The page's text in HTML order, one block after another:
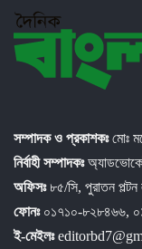
সম্পাদক ও প্রকাশকঃমোঃ
নির্বাহী সম্পাদকঃ
অফিসঃ৮৫/সি, পুরাতন পল্টন
ফোনঃ ০১৭১০-৮২৮৪৬৬,
ই-মেইলঃ